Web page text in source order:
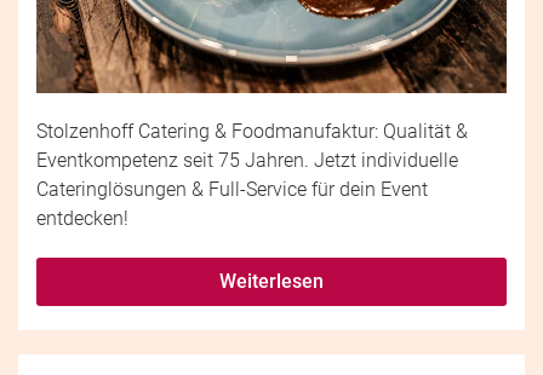
Stolzenhoff Catering & Foodmanufaktur: Qualität &
Eventkompetenz seit 75 Jahren. Jetzt individuelle
Cateringlösungen & Full-Service für dein Event
entdecken!
Weiterlesen